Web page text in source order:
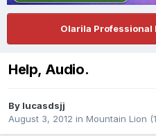
Olarila Professional
Help, Audio.
By lucasdsjj
August 3, 2012 in Mountain Lion